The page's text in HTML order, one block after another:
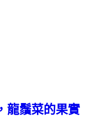
龍鬚菜的果實